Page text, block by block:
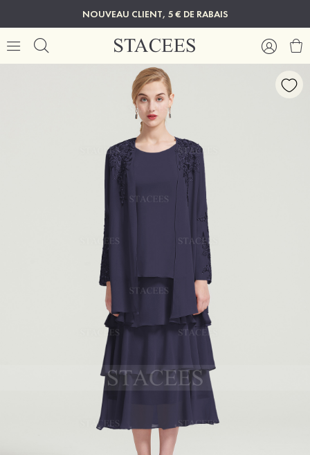
NOUVEAU CLIENT, 5 € DE RABAIS